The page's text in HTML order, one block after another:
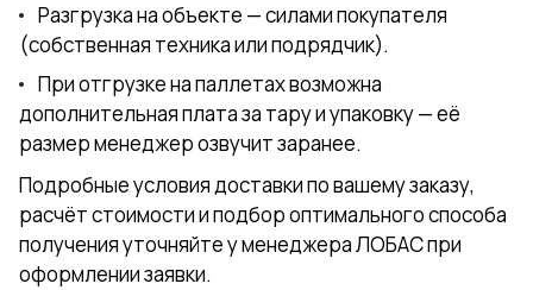
Разгрузка на объекте — силами покупателя
(собственная техника или подрядчик).
При отгрузке на паллетах возможна
дополнительная плата за тару и упаковку — её
размер менеджер озвучит заранее.
Подробные условия доставки по вашему заказу,
расчёт стоимости и подбор оптимального способа
получения уточняйте у менеджера ЛОБАС при
оформлении заявки.